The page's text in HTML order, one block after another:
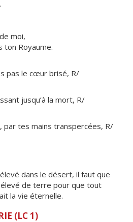
moi,
ton Royaume.
pas le cœur brisé, R/
jusqu’à la mort, R/
par tes mains transpercées, R/
dans le désert, il faut que
élevé de terre pour que tout
la vie éternelle.
(LC 1)